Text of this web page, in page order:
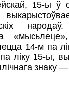
15-ы ў
14-м па
ліку 15-ы,
знаку